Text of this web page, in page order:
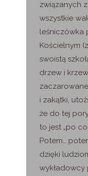
związanych
wszystkie
leśniczówka
Kościelnym
swoistą
drzew i
i zakątki,
że do tej
to jest „po
Potem…
dzięki
wykładowcy